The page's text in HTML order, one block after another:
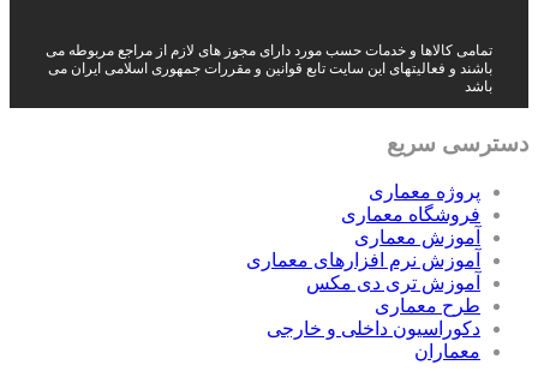
تمامی کالاها و خدمات حسب مورد دارای مجوز های لازم از مراجع مربوطه می
باشند و فعالیتهای این سایت تابع قوانین و مقررات جمهوری اسلامی ایران می
باشد
دسترسی سریع
پروژه معماری
فروشگاه معماری
آموزش معماری
آموزش نرم افزارهای معماری
آموزش تری دی مکس
طرح معماری
دکوراسیون داخلی و خارجی
معماران